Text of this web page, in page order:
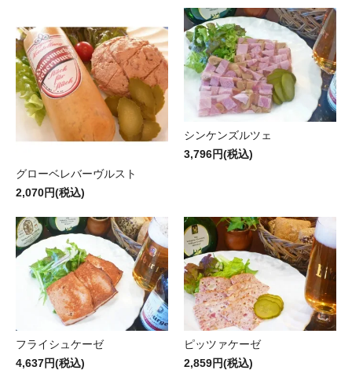
グローベレバーヴルスト
2,070円(税込)
シンケンズルツェ
3,796円(税込)
フライシュケーゼ
4,637円(税込)
ピッツァケーゼ
2,859円(税込)